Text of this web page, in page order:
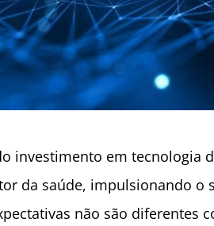
investimento em tecnologia
da saúde, impulsionando o
não são diferentes